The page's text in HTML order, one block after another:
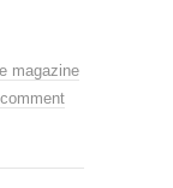
magazine